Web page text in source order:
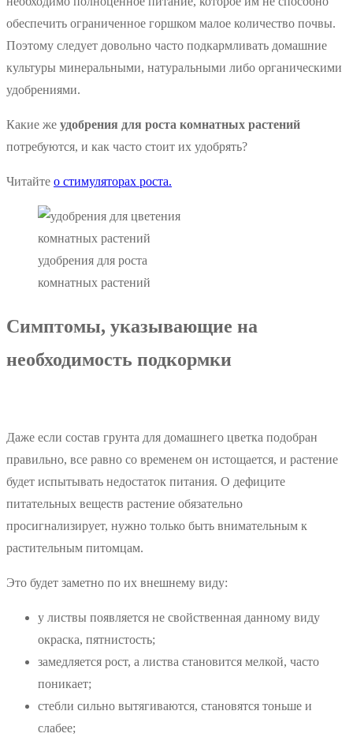
обеспечить ограниченное горшком малое количество почвы.
Поэтому следует довольно часто подкармливать домашние
культуры минеральными, натуральными либо органическими
удобрениями.
Какие же удобрения для роста комнатных растений
потребуются, и как часто стоит их удобрять?
Читайте о стимуляторах роста.
удобрения для роста
комнатных растений
Симптомы, указывающие на
необходимость подкормки
Даже если состав грунта для домашнего цветка подобран
правильно, все равно со временем он истощается, и растение
будет испытывать недостаток питания. О дефиците
питательных веществ растение обязательно
просигнализирует, нужно только быть внимательным к
растительным питомцам.
Это будет заметно по их внешнему виду:
у листвы появляется не свойственная данному виду
окраска, пятнистость;
замедляется рост, а листва становится мелкой, часто
поникает;
стебли сильно вытягиваются, становятся тоньше и
слабее;